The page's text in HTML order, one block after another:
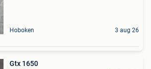
Hoboken 3 aug 26
Gtx 1650